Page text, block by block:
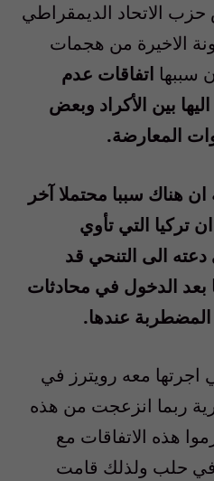
الاتحاد الديمقراطي
الاخيرة من هجمات
سببها اتفاقات عدم
بين الأكراد وبعض
المعارضة.
هناك سببا محتملا آخر
تركيا التي تأوي
الى التنحي قد
بعد الدخول في محادثات
المضطربة عندها.
اجرتها معه رويترز في
ربما انزعجت من هذه
هذه الاتفاقات مع
حلب ولذلك قامت